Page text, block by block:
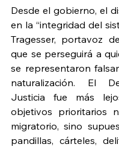
Desde el gobierno, el
en la “integridad del
Tragesser, portavoz
que se perseguirá a
se representaron
naturalización. El
Justicia fue más
objetivos prioritarios
migratorio, sino
pandillas, cárteles,